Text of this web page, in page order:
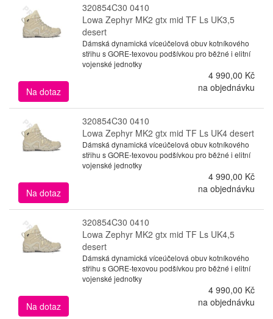
320854C30 0410
Lowa Zephyr MK2 gtx mid TF Ls UK3,5
desert
Dámská dynamická víceúčelová obuv kotníkového
střihu s GORE-texovou podšívkou pro běžné i elitní
vojenské jednotky
4 990,00 Kč
Na dotaz
na objednávku
320854C30 0410
Lowa Zephyr MK2 gtx mid TF Ls UK4 desert
Dámská dynamická víceúčelová obuv kotníkového
střihu s GORE-texovou podšívkou pro běžné i elitní
vojenské jednotky
4 990,00 Kč
Na dotaz
na objednávku
320854C30 0410
Lowa Zephyr MK2 gtx mid TF Ls UK4,5
desert
Dámská dynamická víceúčelová obuv kotníkového
střihu s GORE-texovou podšívkou pro běžné i elitní
vojenské jednotky
4 990,00 Kč
Na dotaz
na objednávku